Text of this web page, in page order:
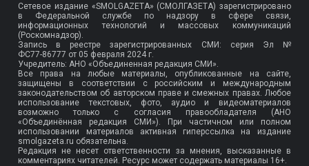
Сетевое издание «SMOLGAZETA» (СМОЛГАЗЕТА) зарегистрировано
в Федеральной службе по надзору в сфере связи,
информационных технологий и массовых коммуникаций
(Роскомнадзор).
Запись в реестре зарегистрированных СМИ: серия Эл №
ФС77-86777 от 05 февраля 2024 г.
Учредитель: АНО «Объединенная редакция СМИ».
Все права на любые материалы, опубликованные на сайте,
защищены в соответствии с российским и международным
законодательством об авторском праве и смежных правах. Любое
использование текстовых, фото, аудио и видеоматериалов
возможно только с согласия правообладателя (АНО
«Объединённая редакция СМИ»). При частичном или полном
использовании материалов активная гиперссылка на издание
smolgazeta.ru обязательна.
Редакция не несет ответственности за мнения, высказанные в
комментариях читателей. Ресурс может содержать материалы 16+.